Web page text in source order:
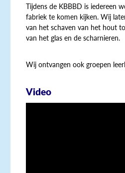
Tijdens de KBBBD is iedereen
fabriek te komen kijken. Wij
van het schaven van het hout
van het glas en de scharnieren.
Wij ontvangen ook groepen
Video